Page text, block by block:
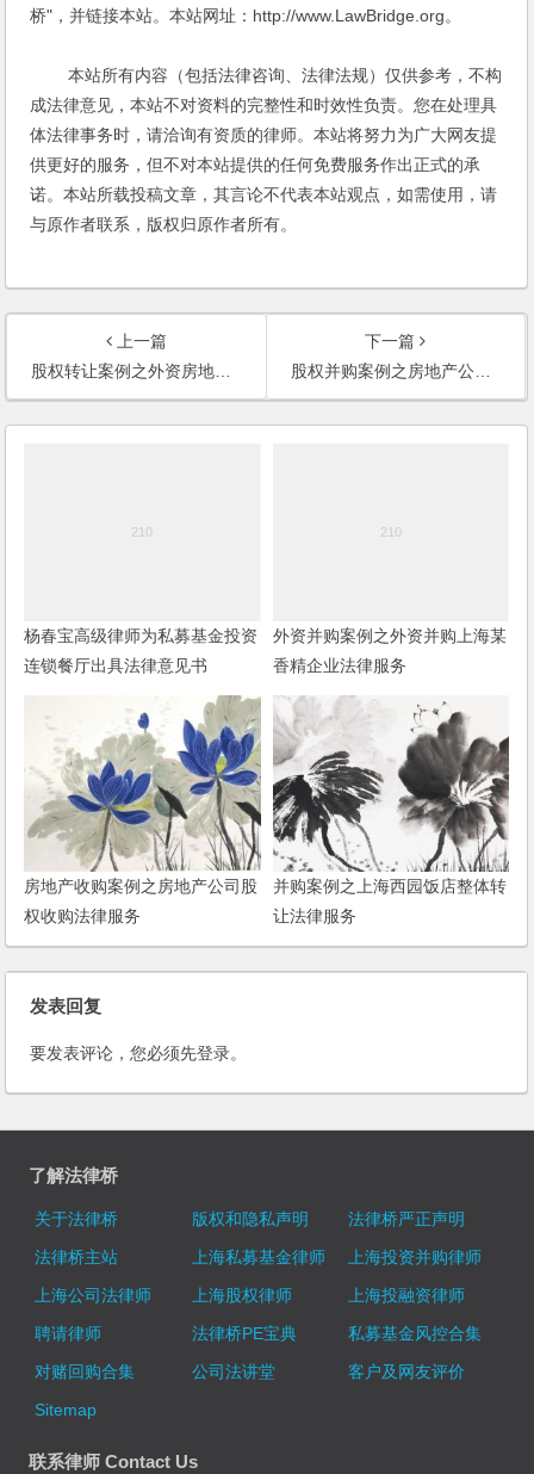
桥"，并链接本站。本站网址：http://www.LawBridge.org。
本站所有内容（包括法律咨询、法律法规）仅供参考，不构
成法律意见，本站不对资料的完整性和时效性负责。您在处理具
体法律事务时，请洽询有资质的律师。本站将努力为广大网友提
供更好的服务，但不对本站提供的任何免费服务作出正式的承
诺。本站所载投稿文章，其言论不代表本站观点，如需使用，请
与原作者联系，版权归原作者所有。
上一篇
股权转让案例之外资房地产公司股权转让法律服务
下一篇
股权并购案例之房地产公司股权转让法律服务
杨春宝高级律师为私募基金投资
连锁餐厅出具法律意见书
外资并购案例之外资并购上海某
香精企业法律服务
房地产收购案例之房地产公司股
权收购法律服务
并购案例之上海西园饭店整体转
让法律服务
发表回复
要发表评论，您必须先登录。
了解法律桥
关于法律桥 版权和隐私声明
法律桥严正声明
法律桥主站
上海私募基金律师
上海投资并购律师
上海公司法律师
上海股权律师
上海投融资律师
聘请律师
法律桥PE宝典
私募基金风控合集
对赌回购合集
公司法讲堂
客户及网友评价
Sitemap
联系律师 Contact Us